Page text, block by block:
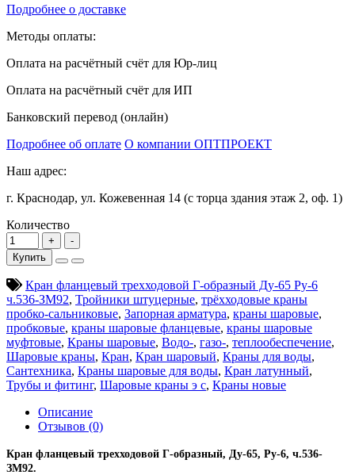
Подробнее о доставке
Методы оплаты:
Оплата на расчётный счёт для Юр-лиц
Оплата на расчётный счёт для ИП
Банковский перевод (онлайн)
Подробнее об оплате О компании ОПТПРОЕКТ
Наш адрес:
г. Краснодар, ул. Кожевенная 14 (с торца здания этаж 2, оф. 1)
Количество
Купить
Кран фланцевый трехходовой Г-образный Ду-65 Ру-6
ч.536-ЗМ92, Тройники штуцерные, трёхходовые краны
пробко-сальниковые, Запорная арматура, краны шаровые,
пробковые, краны шаровые фланцевые, краны шаровые
муфтовые, Краны шаровые, Водо-, газо-, теплообеспечение,
Шаровые краны, Кран, Кран шаровый, Краны для воды,
Сантехника, Краны шаровые для воды, Кран латунный,
Трубы и фитинг, Шаровые краны э с, Краны новые
Описание
Отзывов (0)
Кран фланцевый трехходовой Г-образный, Ду-65, Ру-6, ч.536-
ЗМ92.